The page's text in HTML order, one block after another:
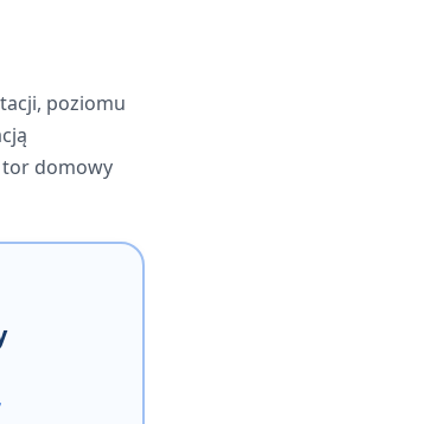
poziomu
tor domowy